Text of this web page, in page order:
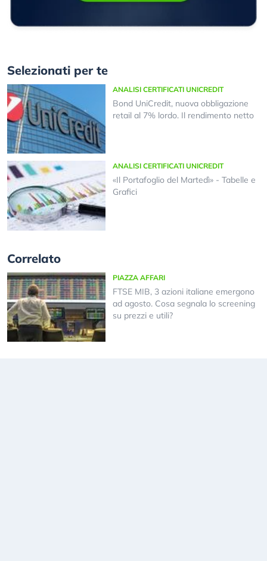
Selezionati per te
ANALISI CERTIFICATI UNICREDIT
Bond UniCredit, nuova obbligazione
retail al 7% lordo. Il rendimento netto
ANALISI CERTIFICATI UNICREDIT
«Il Portafoglio del Martedì» - Tabelle e
Grafici
Correlato
PIAZZA AFFARI
FTSE MIB, 3 azioni italiane emergono
ad agosto. Cosa segnala lo screening
su prezzi e utili?